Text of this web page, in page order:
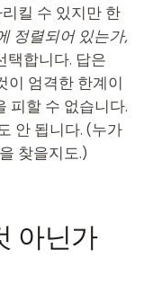
킬 수 있지만 한
정렬되어 있는가,
택합니다. 답은
이 엄격한 한계이
피할 수 없습니다.
안 됩니다. (누가
찾을지도.)
아닌가